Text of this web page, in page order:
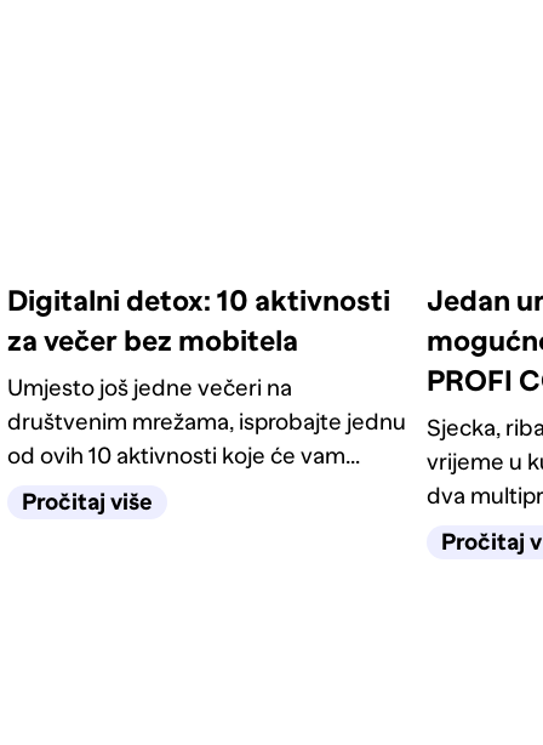
Digitalni detox: 10 aktivnosti
za večer bez mobitela
Umjesto još jedne večeri na
društvenim mrežama, isprobajte jednu
od ovih 10 aktivnosti koje će vam
pomoći da se opustite, zabavite i
Pročitaj više
Jedan
PROFI
Sjecka,
vrijeme u
dva
pronaći
Pročitaj